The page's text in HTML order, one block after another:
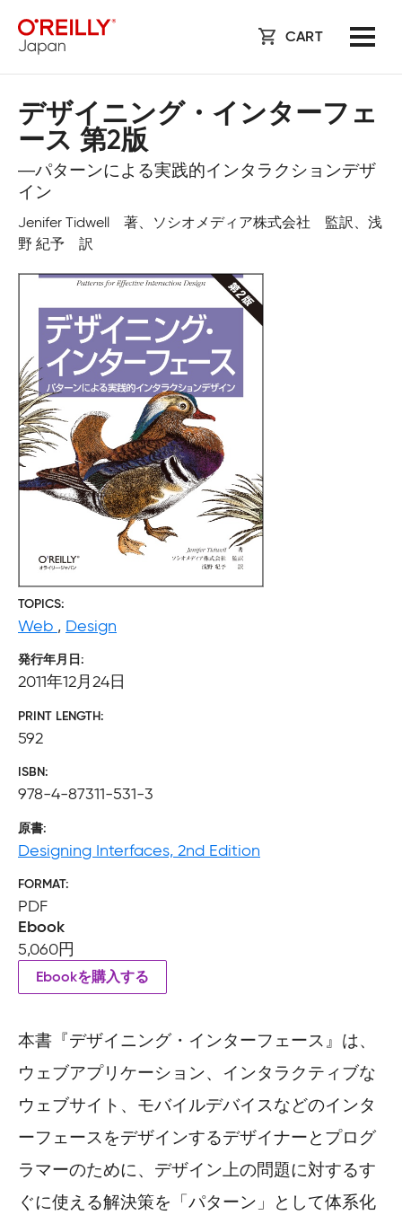
CART
デザイニング・インターフェ
ース 第2版
―パターンによる実践的インタラクションデザ
イン
Jenifer Tidwell 著、ソシオメディア株式会社 監訳、浅
野 紀予 訳
TOPICS
Web , Design
発行年月日
2011年12月24日
PRINT LENGTH
592
ISBN
978-4-87311-531-3
原書
Designing Interfaces, 2nd Edition
FORMAT
PDF
Ebook
5,060円
Ebookを購入する
本書『デザイニング・インターフェース』は、
ウェブアプリケーション、インタラクティブな
ウェブサイト、モバイルデバイスなどのインタ
ーフェースをデザインするデザイナーとプログ
ラマーのために、デザイン上の問題に対するす
ぐに使える解決策を「パターン」として体系化